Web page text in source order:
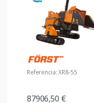
Referencia: XR8-55
87906,50 €